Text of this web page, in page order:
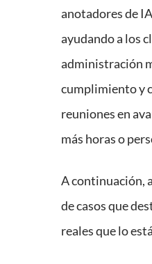
anotadores de
ayudando a los
administración
cumplimiento y
reuniones en
más horas o
A continuación,
de casos que
reales que lo